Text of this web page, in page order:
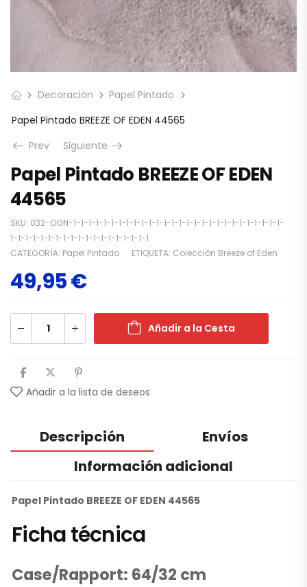
Decoración
Papel Pintado
Papel Pintado BREEZE OF EDEN 44565
Prev
Siguiente
Papel Pintado BREEZE OF EDEN
44565
SKU: 032-OGN-1-1-1-1-1-1-1-1-1-1-1-1-1-1-1-1-1-1-1-1-1-1-1-1-1-1-1-1-
1-1-1-1-1-1-1-1-1-1-1-1-1-1-1-1-1-1-1
CATEGORÍA: Papel Pintado ETIQUETA: Colección Breeze of Eden
49,95€
Añadir a la Cesta
Añadir a la lista de deseos
Descripción
Envíos
Información adicional
Papel Pintado BREEZE OF EDEN 44565
Ficha técnica
Case/Rapport: 64/32 cm